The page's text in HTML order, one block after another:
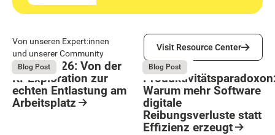
Von unseren Expert:innen
und unserer Community
Visit Resource Center
Visit Resource Center
August 4, 2026
Blog Post
Bright 2026: Von der
KI-Exploration zur
echten Entlastung am
Arbeitsplatz
August 4, 2026
Blog Post
Das
Warum mehr Software
digitale
Reibungsverluste statt
Effizienz erzeugt